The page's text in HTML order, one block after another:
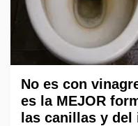
No es con
es la MEJOR
las canillas y del